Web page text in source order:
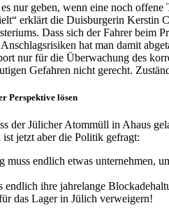
nur geben, wenn eine noch
erklärt die Duisburgerin Kerstin
Dass sich der Fahrer
hat man damit
nur für die Überwachung des
Gefahren nicht gerecht.
Perspektive lösen
der Jülicher Atommüll in Ahaus
jetzt aber die Politik gefragt:
muss endlich etwas unternehmen,
endlich ihre jahrelange
das Lager in Jülich verweigern!